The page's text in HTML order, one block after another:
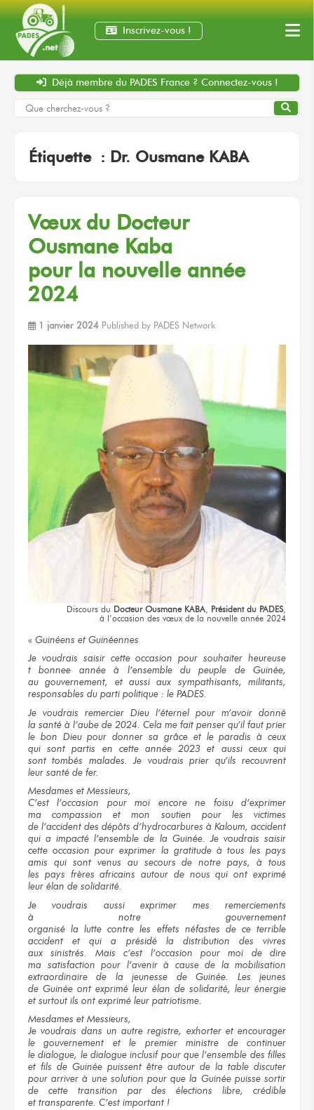
Inscrivez-vous !
Déjà membre du PADES France ? Connectez-vous !
Étiquette : Dr. Ousmane KABA
Vœux du Docteur
Ousmane Kaba
pour la nouvelleannée
2024
1 janvier 2024 Published by PADES Network
Discours du Docteur Ousmane KABA, Président du PADES,
à l’occasion des vœux de la nouvelle année 2024
« Guinéens et Guinéennes
Je voudrais saisir cette occasion pour souhaiter heureuse
t bonnee annéeà l’ensemble du peuple
de Guinée,
au gouvernement,
et aussi aux sympathisants, militants,
responsables du parti politique : le PADES.
Je voudrais remercier Dieu l’éternel pour m’avoir donné
la santé à l’aube de 2024. Cela me fait penser qu’il faut prier
le bon Dieupour donner sa grâce et le paradis à ceux
qui sont partis en cette année 2023et aussi ceux qui
sont tombés malades.Je voudrais prier qu’ils recouvrent
leur santé de fer.
Mesdames et Messieurs,
C’est l’occasion
pour moi encorene foisu d’exprimer
ma compassion
et mon soutien
pour les victimes
de l’accident des dépôts d’hydrocarbures à Kaloum, accident
qui a impacté l’ensemblede la Guinée. Je voudrais saisir
cette occasion pour exprimer la gratitude à tous les pays
amis qui sontvenus au secours de notre pays, à tous
les pays frères africains autour de nous qui ont exprimé
leur élan de solidarité.
Je voudrais aussi exprimer mes remerciements
à notre gouvernement
organiséla lutte contreles effets néfastes de ce terrible
accidentet qui a présidé la distribution
des vivres
aux sinistrés.
Maisc’est l’occasion pour moi
de dire
ma satisfaction pour l’avenir à cause de la mobilisation
extraordinairede la jeunesse de Guinée.
Les jeunes
de Guinée ont exprimé leur élan de solidarité, leur énergie
et surtout ils ont exprimé leur patriotisme.
Mesdames et Messieurs,
Je voudrais dans un autre registre, exhorter et encourager
le gouvernement
et le premierministre de continuer
le dialogue, le dialogue inclusif pour que l’ensemble des filles
et fils de Guinée puissent être autour de la table discuter
pour arriver à une solution pour que la Guinéepuisse sortir
de cette transition
par des élections libre, crédible
et transparente. C’est important !